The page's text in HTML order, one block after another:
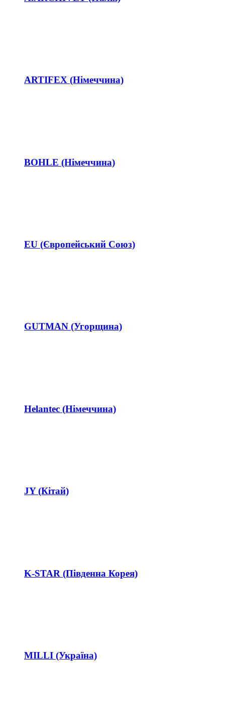
ARTIFEX (Німеччина)
BOHLE (Німеччина)
EU (Європейський Союз)
GUTMAN (Угорщина)
Helantec (Німеччина)
JY (Кітай)
K-STAR (Південна Корея)
MILLI (Україна)